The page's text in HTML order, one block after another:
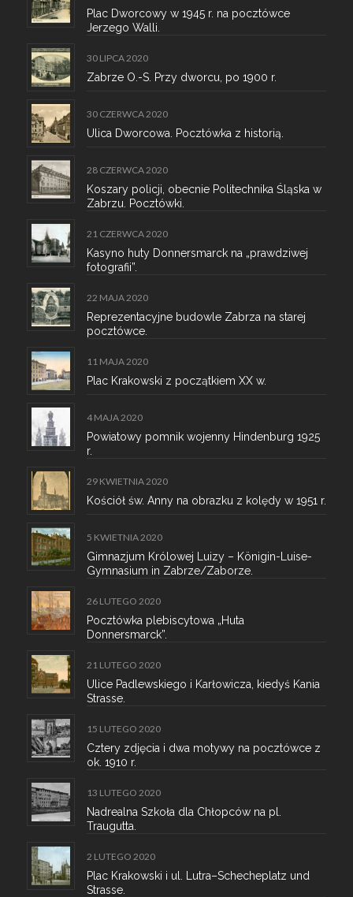
Plac Dworcowy w 1945 r. na pocztówce
Jerzego Walli.
30 LIPCA 2020
Zabrze O.-S. Przy dworcu, po 1900 r.
30 CZERWCA 2020
Ulica Dworcowa. Pocztówka z historią.
28 CZERWCA 2020
Koszary policji, obecnie Politechnika Śląska w
Zabrzu. Pocztówki.
21 CZERWCA 2020
Kasyno huty Donnersmarck na „prawdziwej
fotografii”.
22 MAJA 2020
Reprezentacyjne budowle Zabrza na starej
pocztówce.
11 MAJA 2020
Plac Krakowski z początkiem XX w.
4 MAJA 2020
Powiatowy pomnik wojenny Hindenburg 1925
r.
29 KWIETNIA 2020
Kościół św. Anny na obrazku z kolędy w 1951 r.
5 KWIETNIA 2020
Gimnazjum Królowej Luizy – Königin-Luise-
Gymnasium in Zabrze/Zaborze.
26 LUTEGO 2020
Pocztówka plebiscytowa „Huta
Donnersmarck”.
21 LUTEGO 2020
Ulice Padlewskiego i Karłowicza, kiedyś Kania
Strasse.
15 LUTEGO 2020
Cztery zdjęcia i dwa motywy na pocztówce z
ok. 1910 r.
13 LUTEGO 2020
Nadrealna Szkoła dla Chłopców na pl.
Traugutta.
2 LUTEGO 2020
Plac Krakowski i ul. Lutra–Schecheplatz und
Strasse.